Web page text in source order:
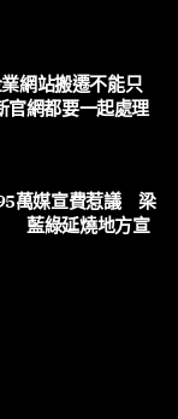
網站搬遷不能只
官網都要一起處理
萬媒宣費惹議 梁
藍綠延燒地方宣